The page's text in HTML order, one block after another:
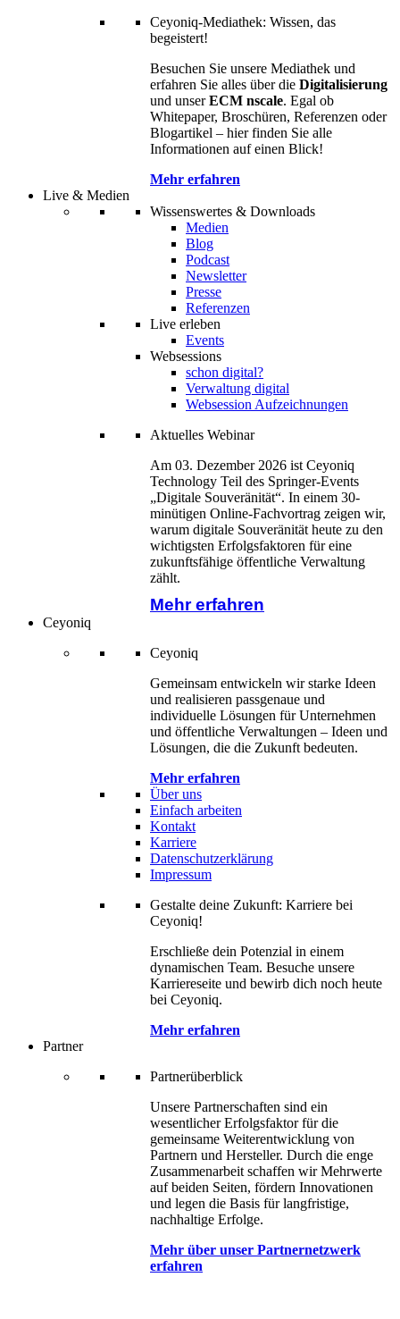
Ceyoniq-Mediathek: Wissen, das
begeistert!
Besuchen Sie unsere Mediathek und
erfahren Sie alles über die Digitalisierung
und unserECM nscale. Egal ob
Whitepaper, Broschüren, Referenzen oder
Blogartikel – hier finden Sie alle
Informationen auf einen Blick!
Mehr erfahren
Live & Medien
Wissenswertes & Downloads
Medien
Blog
Podcast
Newsletter
Presse
Referenzen
Live erleben
Events
Websessions
schon digital?
Verwaltung digital
Websession Aufzeichnungen
Aktuelles Webinar
Am 03. Dezember 2026 ist Ceyoniq
Technology Teil des Springer-Events
„Digitale Souveränität“. In einem 30-
minütigen Online-Fachvortrag zeigen wir,
warum digitale Souveränität heute zu den
wichtigsten Erfolgsfaktoren für eine
zukunftsfähige öffentliche Verwaltung
zählt.
Mehr erfahren
Ceyoniq
Ceyoniq
Gemeinsam entwickeln wir starke Ideen
und realisieren passgenaue und
individuelle Lösungen für Unternehmen
und öffentliche Verwaltungen – Ideen und
Lösungen, die die Zukunft bedeuten.
Mehr erfahren
Über uns
Einfach arbeiten
Kontakt
Karriere
Datenschutzerklärung
Impressum
Gestalte deine Zukunft: Karriere bei
Ceyoniq!
Erschließe dein Potenzial in einem
dynamischen Team. Besuche unsere
Karriereseite und bewirb dich noch heute
bei Ceyoniq.
Mehr erfahren
Partner
Partnerüberblick
Unsere Partnerschaften sind ein
wesentlicher Erfolgsfaktor für die
gemeinsame Weiterentwicklung von
Partnern und Hersteller. Durch die enge
Zusammenarbeit schaffen wir Mehrwerte
auf beiden Seiten, fördern Innovationen
und legen die Basis für langfristige,
nachhaltige Erfolge.
Mehr über unser Partnernetzwerk
erfahren